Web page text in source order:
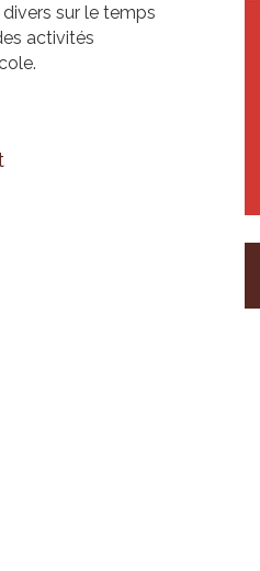
sur le temps
activités